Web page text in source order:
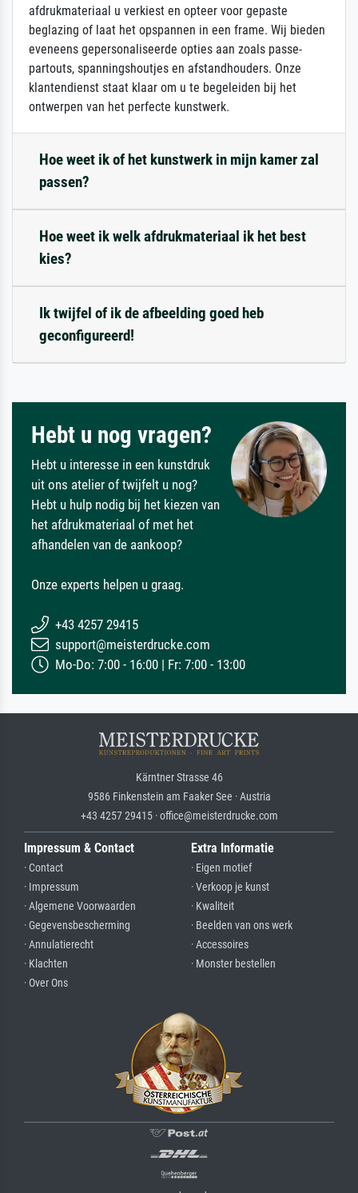
afdrukmateriaal u verkiest en opteer voor gepaste
beglazing of laat het opspannen in een frame. Wij bieden
eveneens gepersonaliseerde opties aan zoals passe-
partouts, spanningshoutjes en afstandhouders. Onze
klantendienst staat klaar om u te begeleiden bij het
ontwerpen van het perfecte kunstwerk.
Hoe weet ik of het kunstwerk in mijn kamer zal
passen?
Hoe weet ik welk afdrukmateriaal ik het best
kies?
Ik twijfel of ik de afbeelding goed heb
geconfigureerd!
Hebt u nog vragen?
Hebt u interesse in een kunstdruk
uit ons atelier of twijfelt u nog?
Hebt u hulp nodig bij het kiezen van
het afdrukmateriaal of met het
afhandelen van de aankoop?
Onze experts helpen u graag.
+43 4257 29415
support@meisterdrucke.com
Mo-Do: 7:00 - 16:00 | Fr: 7:00 - 13:00
Kärntner Strasse 46
9586 Finkenstein am Faaker See · Austria
+43 4257 29415 · office@meisterdrucke.com
Impressum & Contact
· Contact
· Impressum
· Algemene Voorwaarden
· Gegevensbescherming
· Annulatierecht
· Klachten
· Over Ons
Extra Informatie
· Eigen motief
· Verkoop je kunst
· Kwaliteit
· Beelden van ons werk
· Accessoires
· Monster bestellen